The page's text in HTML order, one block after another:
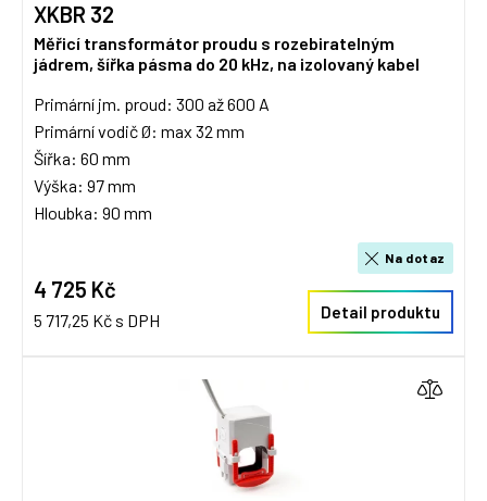
XKBR 32
Měřicí transformátor proudu s rozebiratelným
jádrem, šířka pásma do 20 kHz, na izolovaný kabel
Primární jm. proud: 300 až 600 A
Primární vodič Ø: max 32 mm
Šířka: 60 mm
Výška: 97 mm
Hloubka: 90 mm
4 725 Kč
5 717,25 Kč s DPH
Na dotaz
Detail produktu